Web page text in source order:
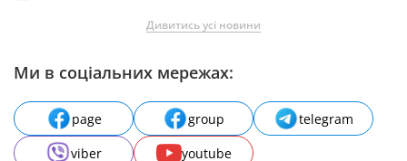
Дивитись усі новини
Ми в соціальних мережах:
page group
telegram
viber
youtube